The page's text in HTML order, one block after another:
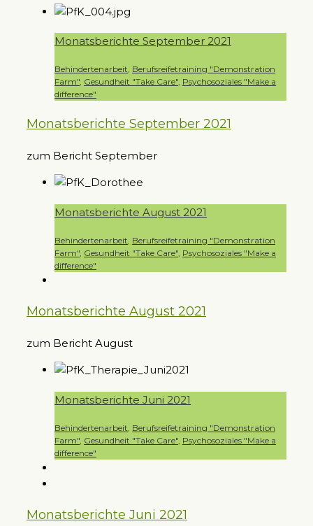
Monatsberichte September 2021
Behindertenarbeit, Berufsreifetraining "Demonstration
Farm", Gesundheit "Take Care", Psychosoziales "Make a
difference"
Monatsberichte September 2021
zum Bericht September
Monatsberichte August 2021
Behindertenarbeit, Berufsreifetraining "Demonstration
Farm", Gesundheit "Take Care", Psychosoziales "Make a
difference"
Monatsberichte August 2021
zum Bericht August
Monatsberichte Juni 2021
Behindertenarbeit Berufsreifetraining "Demonstration
Farm" Gesundheit "Take Care" Psychosoziales "Make a
difference"
Monatsberichte Juni 2021